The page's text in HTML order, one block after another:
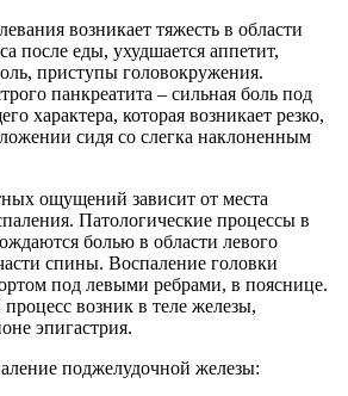
возникает тяжесть в области
после еды, ухудшается аппетит,
приступы головокружения.
панкреатита – сильная боль под
характера, которая возникает резко,
сидя со слегка наклоненным
ощущений зависит от места
Патологические процессы в
болью в области левого
спины. Воспаление головки
под левыми ребрами, в пояснице.
возник в теле железы,
эпигастрия.
поджелудочной железы: